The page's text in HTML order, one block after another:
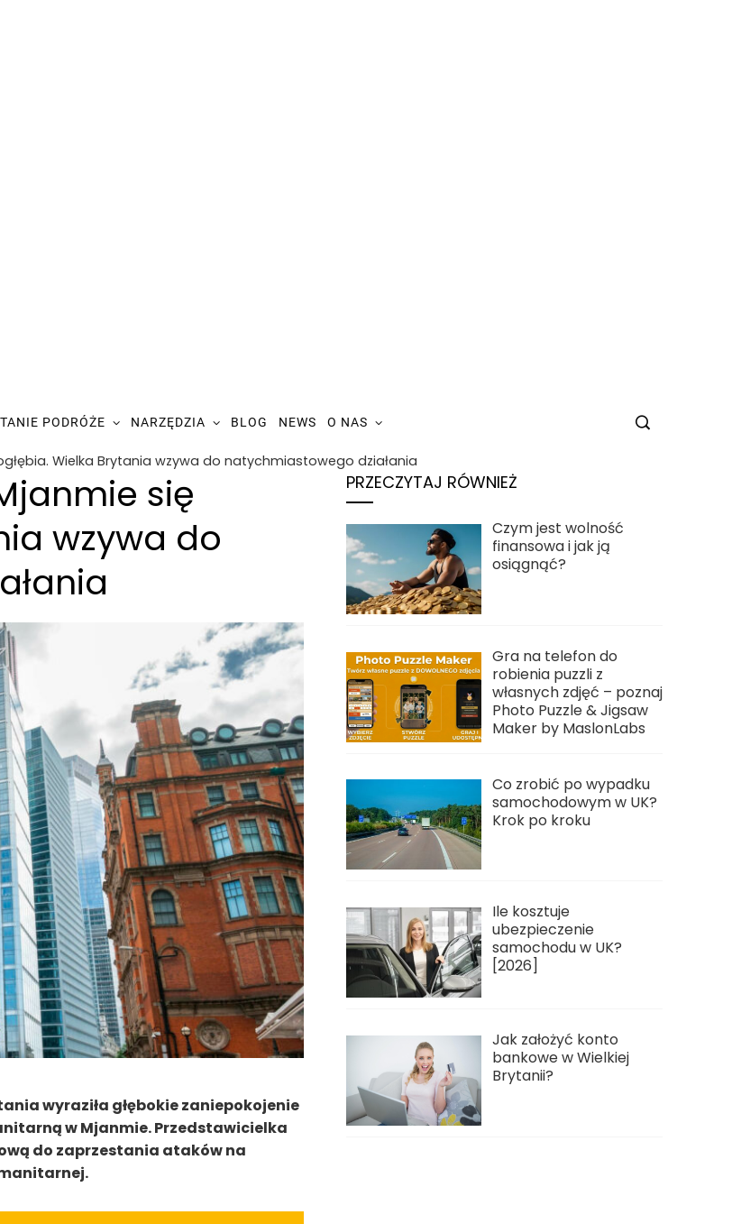
TANIE PODRÓŻE NARZĘDZIA BLOG NEWS O NAS
Wielka Brytania wzywa do natychmiastowego działania
się
wzywa do
wyraziła głębokie zaniepokojenie
w Mjanmie. Przedstawicielka
do zaprzestania ataków na
PRZECZYTAJ RÓWNIEŻ
Czym jest wolność
finansowa i jak ją
osiągnąć?
Gra na telefon do
robienia puzzli z
własnych zdjęć – poznaj
Photo Puzzle & Jigsaw
Maker by MaslonLabs
Co zrobić po wypadku
samochodowym w UK?
Krok po kroku
Ile kosztuje
ubezpieczenie
samochodu w UK?
[2026]
Jak założyć konto
bankowe w Wielkiej
Brytanii?